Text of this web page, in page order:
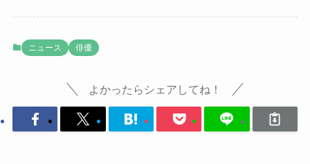
ニュース 俳優
よかったらシェアしてね！